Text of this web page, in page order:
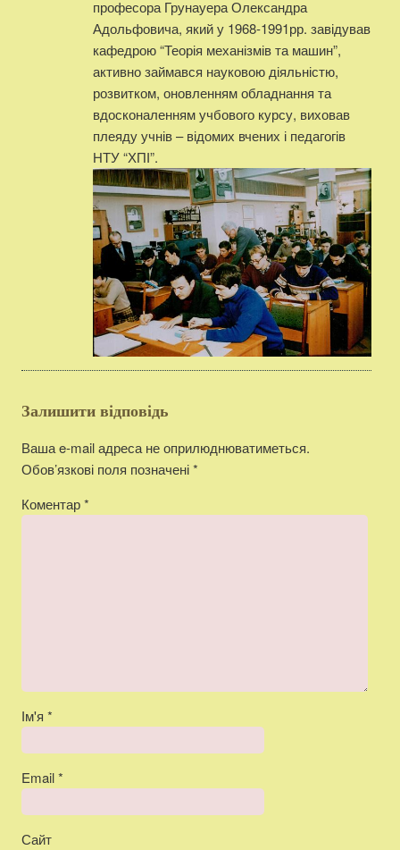
професора Грунауера Олександра
Адольфовича, який у 1968-1991рр. завідував
кафедрою “Теорія механізмів та машин”,
активно займався науковою діяльністю,
розвитком, оновленням обладнання та
вдосконаленням учбового курсу, виховав
плеяду учнів – відомих вчених і педагогів
НТУ “ХПІ”.
Залишити відповідь
Ваша e-mail адреса не оприлюднюватиметься.
Обов’язкові поля позначені*
Коментар*
Ім'я *
Email*
Сайт